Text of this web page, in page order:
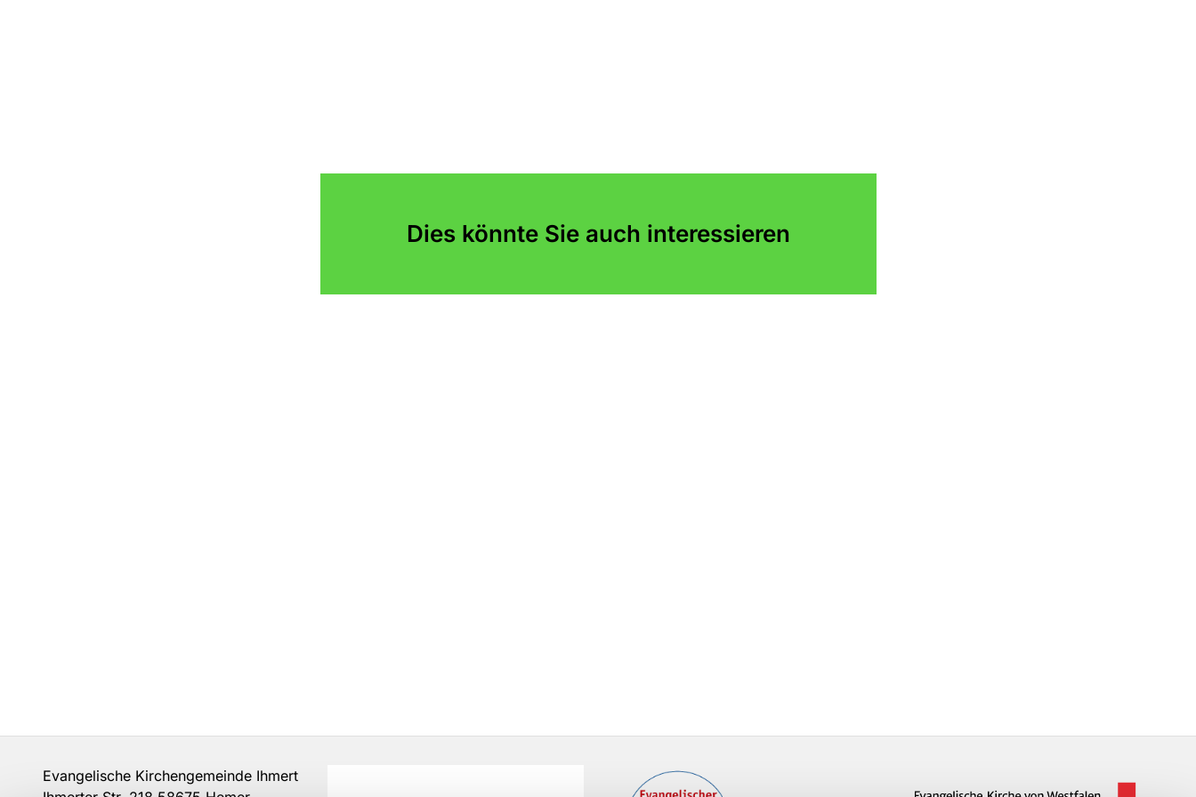
Dies könnte Sie auch interessieren
Evangelische Kirchengemeinde Ihmert